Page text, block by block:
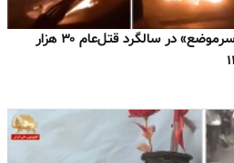
۶۰ شعله با درود به سربداران «سرموضع» در سالگرد قتل‌عام ۳۰ هزار